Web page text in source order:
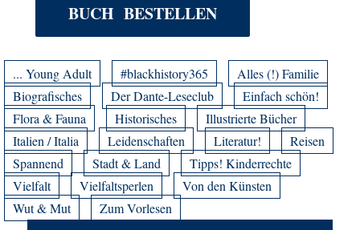
BUCH BESTELLEN
... Young Adult #blackhistory365
Alles (!) Familie
Biografisches
Der Dante-Leseclub
Einfach schön!
Flora & Fauna
Historisches
Illustrierte Bücher
Italien / Italia
Leidenschaften Literatur!
Reisen
Spannend
Stadt & Land
Tipps! Kinderrechte
Vielfalt
Vielfaltsperlen
Von den Künsten
Wut & Mut
Zum Vorlesen